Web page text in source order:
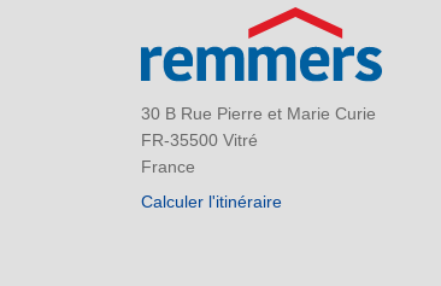
30 B Rue Pierre et Marie Curie
FR-35500 Vitré
France
Calculer l'itinéraire